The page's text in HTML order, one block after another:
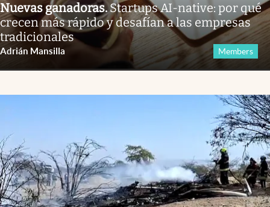
Nuevas ganadoras.Startups AI-native: por qué
crecen más rápido y desafían a las empresas
tradicionales
Adrián Mansilla Members